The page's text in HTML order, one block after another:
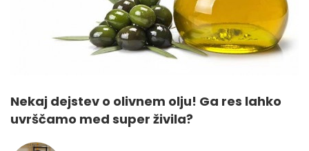
Nekaj dejstev o olivnem olju! Ga res lahko
uvrščamo med super živila?